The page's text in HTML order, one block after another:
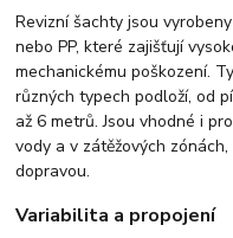
Revizní šachty jsou
nebo PP, které zajišťují
mechanickému poškození.
různých typech podloží, od
až 6 metrů. Jsou vhodné i
vody a v zátěžových
dopravou.
Variabilita a propojení